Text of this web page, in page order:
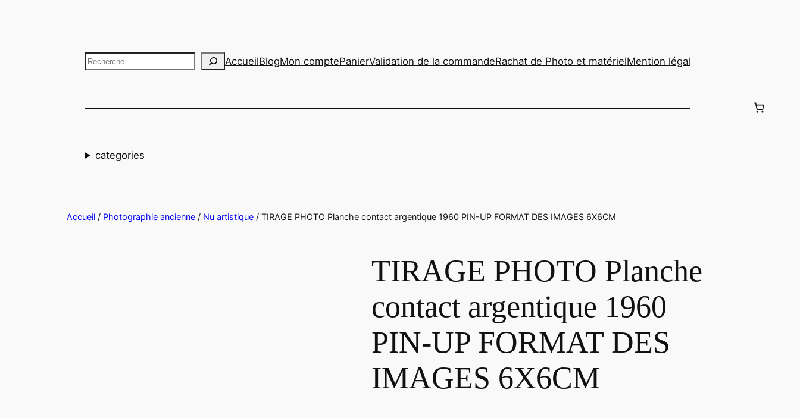
Recherche
AccueilBlogMon comptePanierValidation de la commandeRachat de Photo et matérielMention légal
categories
Accueil / Photographie ancienne / Nu artistique / TIRAGE PHOTO Planche contact argentique 1960 PIN-UP FORMAT DES IMAGES 6X6CM
TIRAGE PHOTO Planche
contact argentique 1960
PIN-UP FORMAT DES
IMAGES 6X6CM